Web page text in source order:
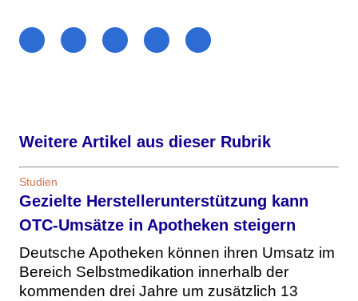
Weitere Artikel aus dieser Rubrik
Studien
Gezielte Herstellerunterstützung kann
OTC-Umsätze in Apotheken steigern
Deutsche Apotheken können ihren Umsatz im
Bereich Selbstmedikation innerhalb der
kommenden drei Jahre um zusätzlich 13